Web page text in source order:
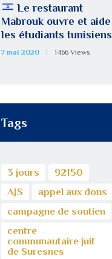
Le restaurant
Mabrouk ouvre et aide
les étudiants tunisiens
7 mai 2020 1466 Views
Tags
3 jours
92150
AJS
appel aux dons
campagne de soutien
centre
communautaire juif
de Suresnes